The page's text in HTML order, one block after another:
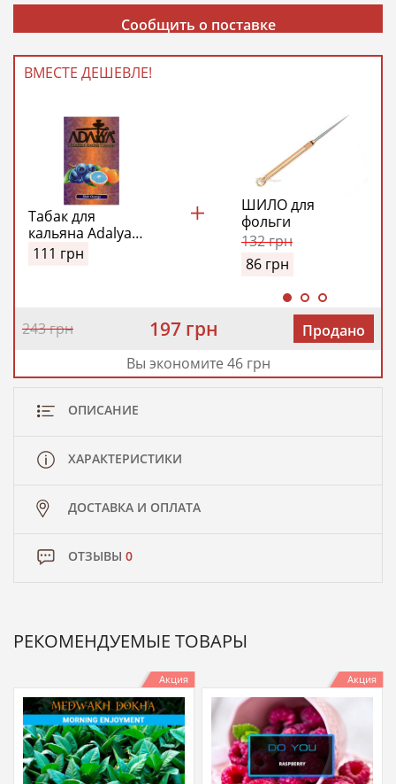
Сообщить о поставке
ВМЕСТЕ ДЕШЕВЛЕ!
Табак для
кальяна Adalya
Blue Orange
(Адалия Синий
111 грн
ШИЛО для
фольги
132грн
86 грн
243 грн 197 грн
Продано
Вы экономите 46 грн
ОПИСАНИЕ
ХАРАКТЕРИСТИКИ
ДОСТАВКА И ОПЛАТА
ОТЗЫВЫ 0
РЕКОМЕНДУЕМЫЕ ТОВАРЫ
Акция Акция